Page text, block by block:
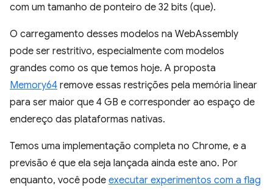
com um tamanho de ponteiro de 32 bits (que).
O carregamento desses modelos na WebAssembly
pode ser restritivo, especialmente com modelos
grandes como os que temos hoje. A proposta
Memory64 remove essas restrições pela memória linear
para ser maior que 4 GB e corresponder ao espaço de
endereço das plataformas nativas.
Temos uma implementação completa no Chrome, e a
previsão é que ela seja lançada ainda este ano. Por
enquanto, você pode executar experimentos com a flag